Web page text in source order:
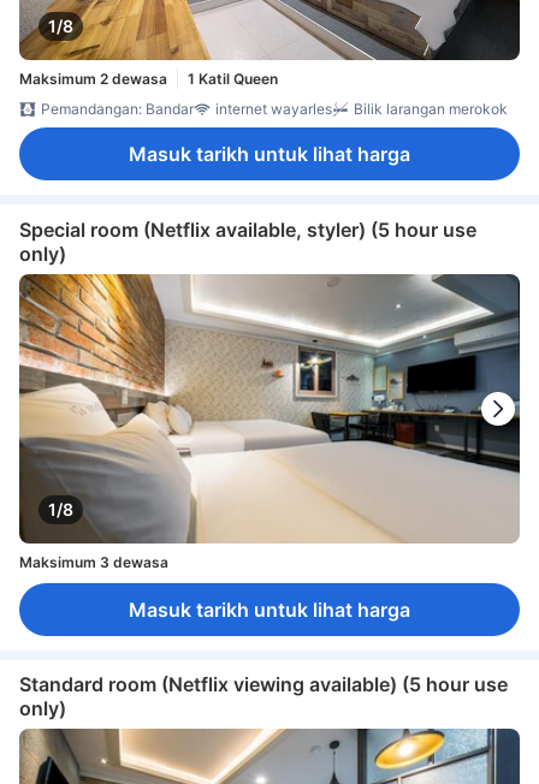
1/8
Maksimum 2 dewasa
1 Katil Queen
Pemandangan: Bandar
internet wayarles Bilik larangan merokok
Masuk tarikh untuk lihat harga
Special room (Netflix available, styler) (5 hour use
only)
1/8
Maksimum 3 dewasa
Masuk tarikh untuk lihat harga
Standard room (Netflix viewing available) (5 hour use
only)